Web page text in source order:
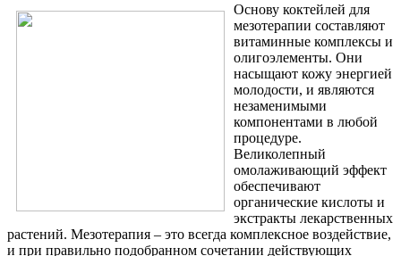
Основу коктейлей для
мезотерапии составляют
витаминные комплексы и
олигоэлементы. Они
насыщают кожу энергией
молодости, и являются
незаменимыми
компонентами в любой
процедуре.
Великолепный
омолаживающий эффект
обеспечивают
органические кислоты и
экстракты лекарственных
растений. Мезотерапия – это всегда комплексное воздействие,
и при правильно подобранном сочетании действующих